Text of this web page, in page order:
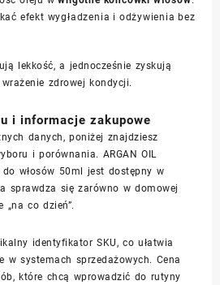
efekt wygładzenia i odżywienia bez
lekkość, a jednocześnie zyskują
zdrowej kondycji.
i informacje zakupowe
danych, poniżej znajdziesz
i porównania. ARGAN OIL
do włosów 50ml jest dostępny w
sprawdza się zarówno w domowej
„na co dzień”.
identyfikator SKU, co ułatwia
w systemach sprzedażowych. Cena
które chcą wprowadzić do rutyny